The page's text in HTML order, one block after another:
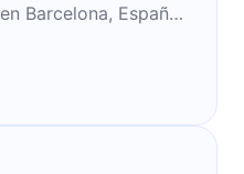
Barcelona, España,
Ciencias
seminarios e
sus temas más
la economía, el